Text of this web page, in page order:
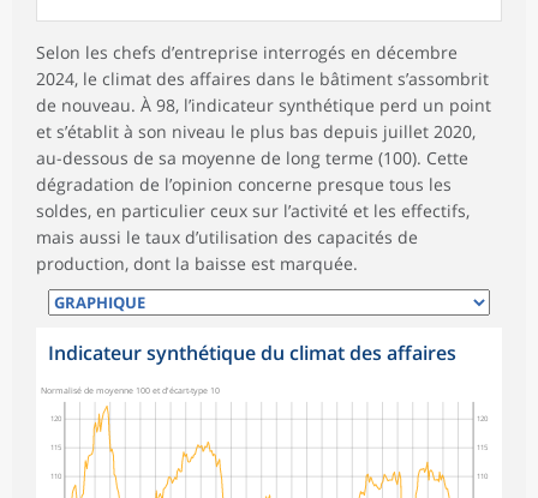
Selon les chefs d’entreprise interrogés en décembre
2024, le climat des affaires dans le bâtiment s’assombrit
de nouveau. À 98, l’indicateur synthétique perd un point
et s’établit à son niveau le plus bas depuis juillet 2020,
au-dessous de sa moyenne de long terme (100). Cette
dégradation de l’opinion concerne presque tous les
soldes, en particulier ceux sur l’activité et les effectifs,
mais aussi le taux d’utilisation des capacités de
production, dont la baisse est marquée.
Indicateur synthétique du climat des affaires
110
115
120
110
115
120
Normalisé de moyenne 100 et d'écart-type 10